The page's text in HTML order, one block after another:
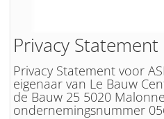
Privacy Statement
Privacy Statement voor
eigenaar van Le Bauw
de Bauw 25 5020
ondernemingsnummer